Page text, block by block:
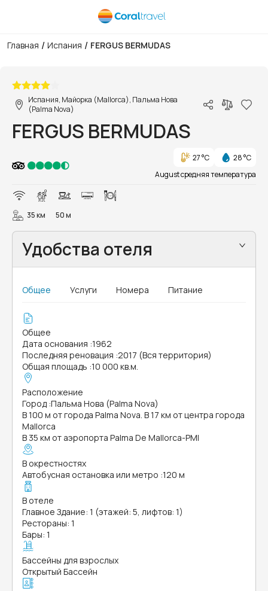
Главная / Испания / FERGUS BERMUDAS
Испания, Майорка (Mallorca), Пальма Нова
(Palma Nova)
FERGUS BERMUDAS
27 °C
28 °C
August средняя температура
35 км 50 м
Удобства отеля
Общее Услуги Номера Питание
Общее
Дата основания :1962
Последняя реновация :2017 (Вся территория)
Общая площадь :10 000 кв.м.
Расположение
Город :Пальма Нова (Palma Nova)
В 100 м от города Palma Nova. В 17 км от центра города
Mallorca
В 35 км от аэропорта Palma De Mallorca-PMI
В окрестностях
Автобусная остановка или метро :120 м
В отеле
Главное Здание: 1 (этажей: 5, лифтов: 1)
Рестораны: 1
Бары: 1
Бассейны для взрослых
Открытый Бассейн